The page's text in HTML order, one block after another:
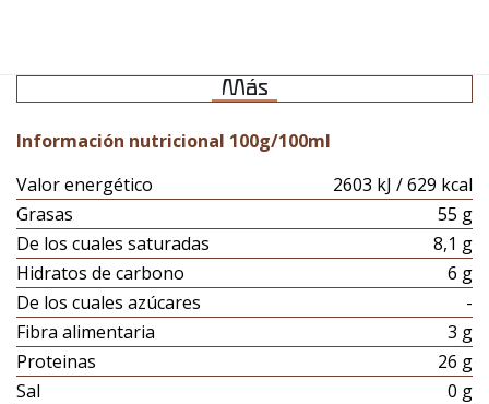
Más
Información nutricional 100g/100ml
Valor energético
2603 kJ / 629 kcal
Grasas
55 g
De los cuales saturadas
8,1 g
Hidratos de carbono
6 g
De los cuales azúcares
-
Fibra alimentaria
3 g
Proteinas
26 g
Sal
0 g